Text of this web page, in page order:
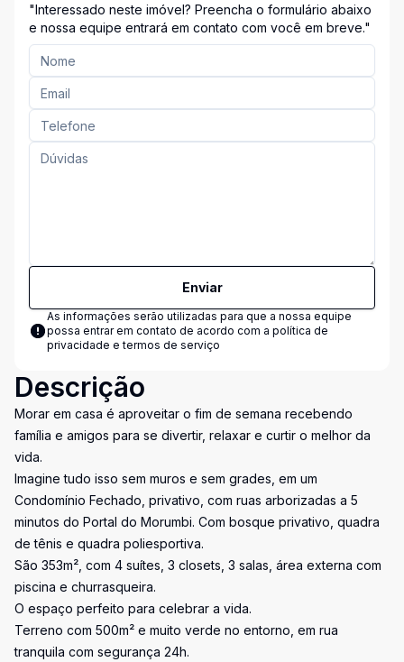
Entre em Contato Conosco!"
"Interessado neste imóvel? Preencha o formulário abaixo
e nossa equipe entrará em contato com você em breve."
Enviar
As informações serão utilizadas para que a nossa equipe
possa entrar em contato de acordo com a política de
privacidade e termos de serviço
Descrição
Morar em casa é aproveitar o fim de semana recebendo
família e amigos para se divertir, relaxar e curtir o melhor da
vida.
Imagine tudo isso sem muros e sem grades, em um
Condomínio Fechado, privativo, com ruas arborizadas a 5
minutos do Portal do Morumbi. Com bosque privativo, quadra
de tênis e quadra poliesportiva.
São 353m², com 4 suítes, 3 closets, 3 salas, área externa com
piscina e churrasqueira.
O espaço perfeito para celebrar a vida.
Terreno com 500m² e muito verde no entorno, em rua
tranquila com segurança 24h.